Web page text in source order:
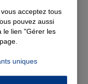
vous garantit un
moto
Cyr-sur-
acceptez tous
pouvez aussi
le lien "Gérer les
uniques